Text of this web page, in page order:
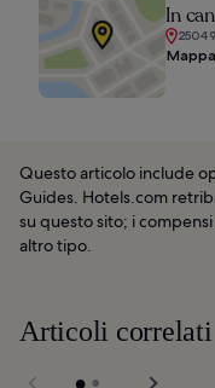
In
Mappa
Questo articolo include
Guides. Hotels.com
su questo sito; i
altro tipo.
Articoli correlati